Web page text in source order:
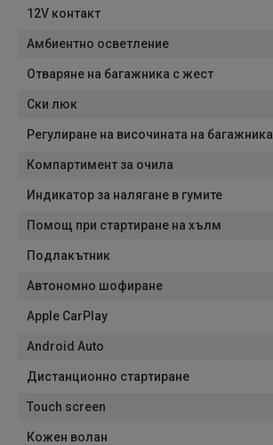
12V контакт
Амбиентно осветление
Отваряне на багажника с жест
Ски люк
Регулиране на височината на багажника
Компартимент за очила
Индикатор за налягане в гумите
Помощ при стартиране на хълм
Подлакътник
Автономно шофиране
Apple CarPlay
Android Auto
Дистанционно стартиране
Touch screen
Кожен волан